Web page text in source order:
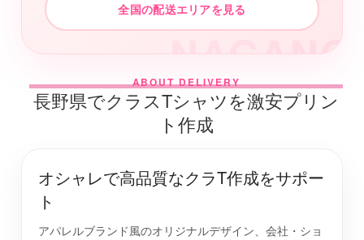
NAGANO
全国の配送エリアを見る
ABOUT DELIVERY
長野県でクラスTシャツを激安プリン
ト作成
オシャレで高品質なクラT作成をサポー
ト
アパレルブランド風のオリジナルデザイン、会社・ショ